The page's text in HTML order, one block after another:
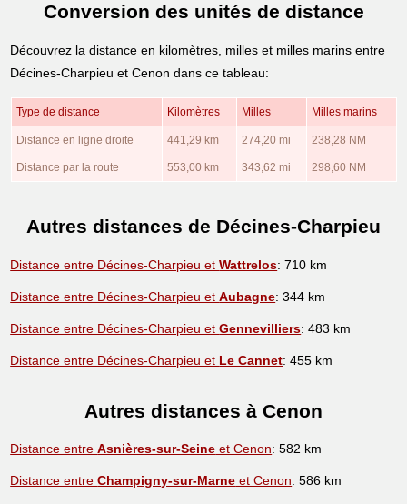
Conversion des unités de distance
Découvrez la distance en kilomètres, milles et milles marins entre
Décines-Charpieu et Cenon dans ce tableau:
Type de distance Kilomètres Milles Milles marins
Distance en ligne droite 441,29 km 274,20 mi 238,28 NM
Distance par la route 553,00 km 343,62 mi 298,60 NM
Autres distances de Décines-Charpieu
Distance entre Décines-Charpieu etWattrelos: 710 km
Distance entre Décines-Charpieu etAubagne: 344 km
Distance entre Décines-Charpieu etGennevilliers: 483 km
Distance entre Décines-Charpieu et Le Cannet: 455 km
Autres distances à Cenon
Distance entreAsnières-sur-Seine et Cenon: 582 km
Distance entreChampigny-sur-Marne et Cenon: 586 km